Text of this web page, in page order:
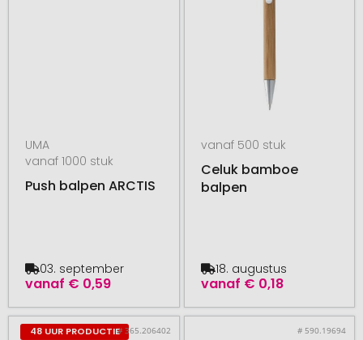
UMA
vanaf 1000 stuk
Push balpen ARCTIS
vanaf € 0,59
03. september
vanaf 500 stuk
Celuk bamboe
balpen
vanaf € 0,18
18. augustus
48 UUR PRODUCTIE# 365.206402 # 590.19694